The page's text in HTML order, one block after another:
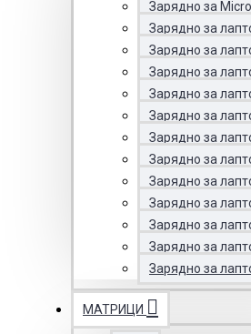
Зарядно за
Зарядно за
Зарядно за
Зарядно за
Зарядно за
Зарядно за
Зарядно за
Зарядно за
Зарядно за
Зарядно за
Зарядно за
Зарядно за
Зарядно за
МАТРИЦИ